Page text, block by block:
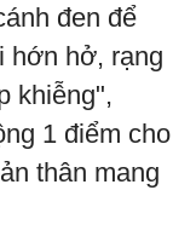
đen để
hớn hở, rạng
khiễng",
1 điểm cho
thân mang